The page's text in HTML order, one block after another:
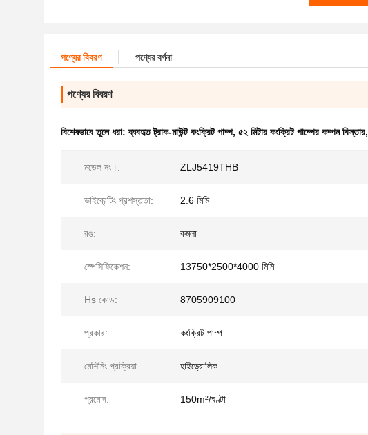
পণ্যের বিবরণ পণ্যের বর্ণনা
পণ্যের বিবরণ
বিশেষভাবে তুলে ধরা:ব্যবহৃত ট্রাক-মাউন্ট কংক্রিট পাম্প, ৫২ মিটার কংক্রিট পাম্পের কম্পন বিস্তার,
মডেল নং।: ZLJ5419THB
ভাইব্রেটিং প্রশস্ততা: 2.6 মিমি
রঙ: কমলা
স্পেসিফিকেশন: 13750*2500*4000 মিমি
Hs কোড: 8705909100
প্রকার: কংক্রিট পাম্প
মেশিনিং প্রক্রিয়া: হাইড্রোলিক
প্রমোদ: 150m²/ঘণ্টা